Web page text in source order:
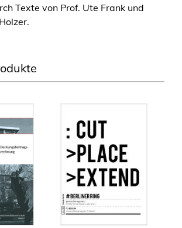
M
Texte von Prof. Ute Frank und